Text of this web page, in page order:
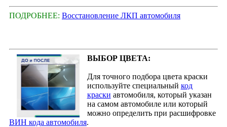
ПОДРОБНЕЕ: Восстановление ЛКП автомобиля
ВЫБОР ЦВЕТА:
Для точного подбора цвета краски
используйте специальный код
краски автомобиля, который указан
на самом автомобиле или который
можно определить при расшифровке
ВИН кода автомобиля.